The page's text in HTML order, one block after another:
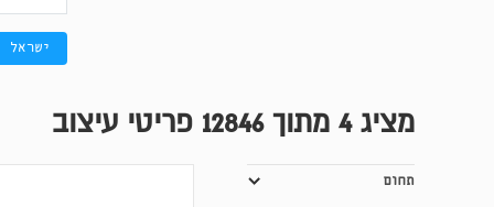
ישראל
מציג4 מתוך 12846 פריטי עיצוב
תחום